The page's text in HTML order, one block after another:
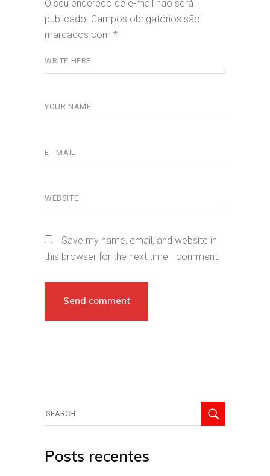
O seu endereço de e-mail não será
publicado. Campos obrigatórios são
marcados com *
Save my name, email, and website in
this browser for the next time I comment.
Posts recentes